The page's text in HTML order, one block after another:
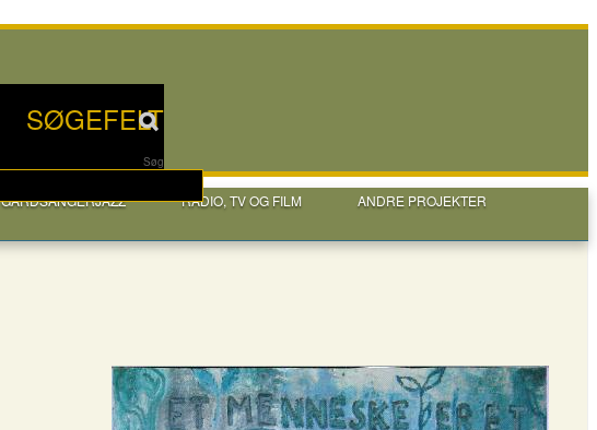
SØGEFELT
Søg
GÅRDSANGERJAZZ RADIO, TV OG FILM
ANDRE PROJEKTER